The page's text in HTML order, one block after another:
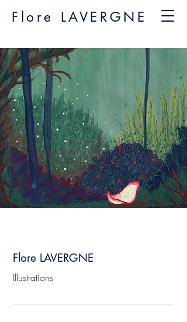
Flore LAVERGNE
Flore LAVERGNE
Illustrations